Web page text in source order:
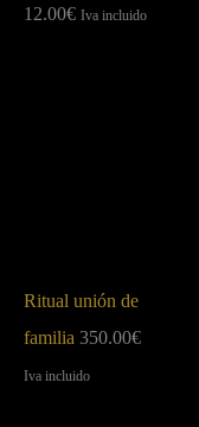
12.00€ Iva incluido
Ritual unión de
familia 350.00€
Iva incluido